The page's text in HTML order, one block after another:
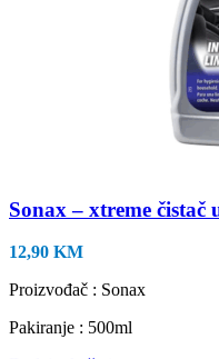
Sonax – xtreme
12,90 KM
Proizvođač : Sonax
Pakiranje : 500ml